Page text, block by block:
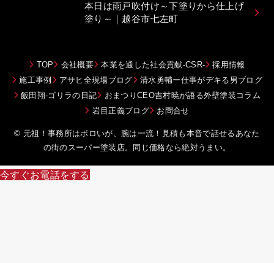
本日は雨戸吹付け～下塗りから仕上げ
塗り～｜越谷市七左町
TOP 会社概要 本業を通した社会貢献-CSR-
採用情報
施工事例
アサヒ全現場ブログ
清水勇輔ー仕事がデキる男ブログ
飯田翔-ゴリラの日記
おまつりCEO吉村暁が語る外壁塗装コラム
岩目正義ブログ
お問合せ
© 元祖！事務所はボロいが、腕は一流！見積も本音で話せるあなた
の街のスーパー塗装店。同じ価格なら絶対うまい。
今すぐお電話をする